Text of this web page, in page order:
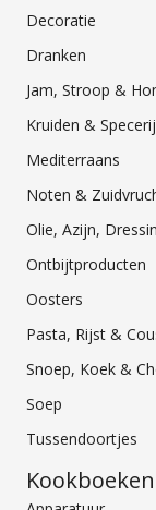
Decoratie
Dranken
Jam, Stroop &
Kruiden &
Mediterraans
Noten &
Olie, Azijn,
Ontbijtproducten
Oosters
Pasta, Rijst &
Snoep, Koek &
Soep
Tussendoortjes
Kookboeken